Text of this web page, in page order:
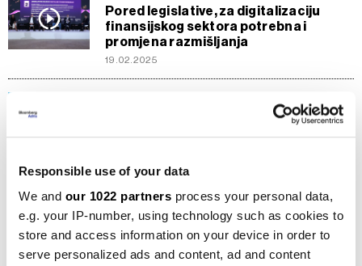
Responsible use of your data
We and our 1022 partners process your personal data,
e.g. your IP-number, using technology such as cookies to
store and access information on your device in order to
serve personalized ads and content, ad and content
Pored legislative, za digitalizaciju
finansijskog sektora potrebna i
promjena razmišljanja
19.02.2025
Šta koči digitalni razvoj finansijskog
Finansijski sektor predvodnik
digitalizacije, ali na legislativi se
zapinje
12.02.2025